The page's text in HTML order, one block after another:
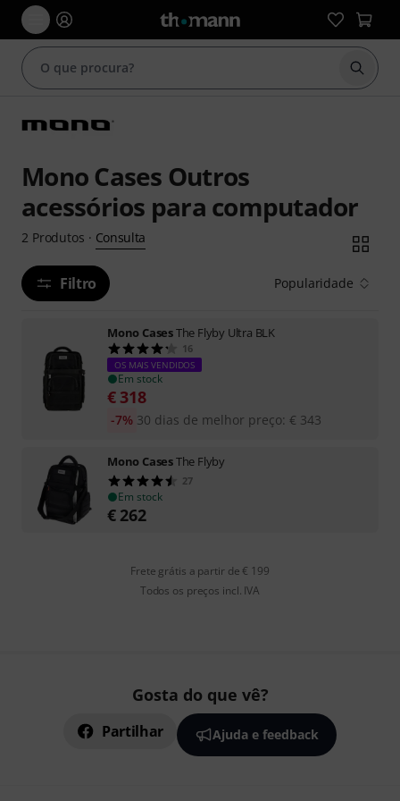
Iniciar
Mono Cases Outros
acessórios para computador
2 Produtos · Consulta
Filtro Popularidade
Mono CasesThe Flyby Ultra BLK
16
OS MAIS VENDIDOS
Em stock
€ 318
30 dias de melhor preço: € 343
-7%
Mono CasesThe Flyby
27
Em stock
€ 262
Frete grátis a partir de € 199
Todos os preços incl. IVA
Gosta do que vê?
Partilhar Ajuda e feedback